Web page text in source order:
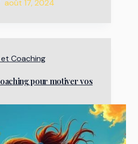
août 17, 2024
Coaching
pour motiver vos